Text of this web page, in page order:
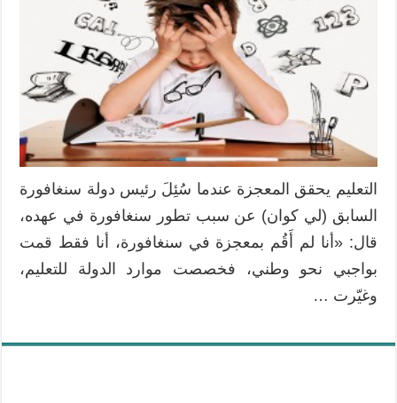
الأساتذة
والمعلمين
إلى
مستويات
غير
مسبوقة
مغلقة
التعليم يحقق المعجزة عندما سُئِلَ رئيس دولة سنغافورة
السابق (لي كوان) عن سبب تطور سنغافورة في عهده،
قال: «أنا لم أَقُم بمعجزة في سنغافورة، أنا فقط قمت
بواجبي نحو وطني، فخصصت موارد الدولة للتعليم،
وغيّرت …